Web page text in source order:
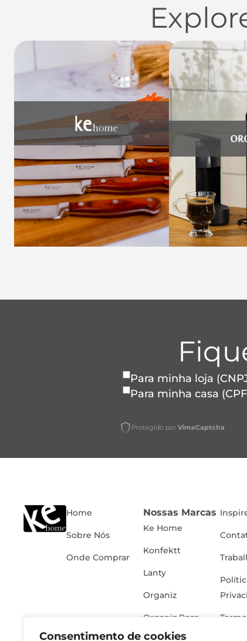
Consentimento de cookies
Utensílios do Lar
Para minha loja
Para minha casa
Protegido por VimeCaptcha
Home
Sobre Nós
Onde Comprar
Nossas Marcas
Ke Home
Konfektt
Lanty
Organiz
Organiz Rosa